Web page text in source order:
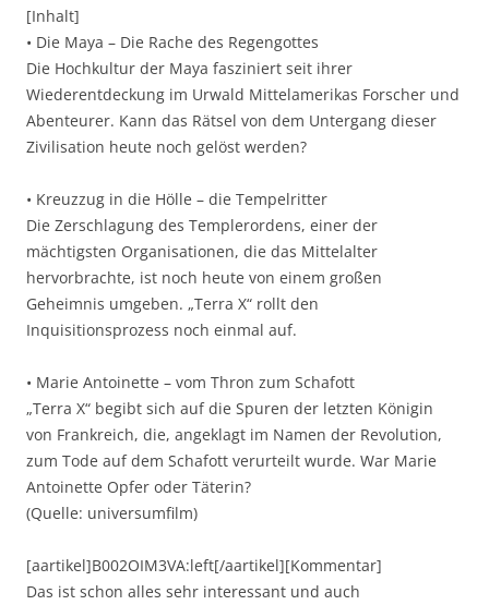
[Inhalt]
• Die Maya – Die Rache des Regengottes
Die Hochkultur der Maya fasziniert seit ihrer
Wiederentdeckung im Urwald Mittelamerikas Forscher und
Abenteurer. Kann das Rätsel von dem Untergang dieser
Zivilisation heute noch gelöst werden?
• Kreuzzug in die Hölle – die Tempelritter
Die Zerschlagung des Templerordens, einer der
mächtigsten Organisationen, die das Mittelalter
hervorbrachte, ist noch heute von einem großen
Geheimnis umgeben. „Terra X“ rollt den
Inquisitionsprozess noch einmal auf.
• Marie Antoinette – vom Thron zum Schafott
„Terra X“ begibt sich auf die Spuren der letzten Königin
von Frankreich, die, angeklagt im Namen der Revolution,
zum Tode auf dem Schafott verurteilt wurde. War Marie
Antoinette Opfer oder Täterin?
(Quelle: universumfilm)
[aartikel]B002OIM3VA:left[/aartikel][Kommentar]
Das ist schon alles sehr interessant und auch